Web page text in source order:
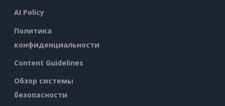
AI Policy
Политика
конфиденциальности
Content Guidelines
Обзор системы
безопасности